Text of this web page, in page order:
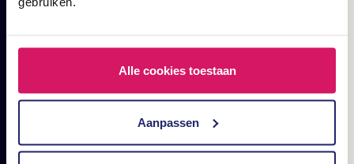
Alle cookies toestaan
Aanpassen